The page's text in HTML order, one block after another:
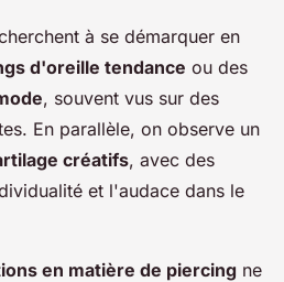
à se démarquer en
d'oreille tendance ou des
, souvent vus sur des
En parallèle, on observe un
créatifs, avec des
et l'audace dans le
en matière de piercing ne